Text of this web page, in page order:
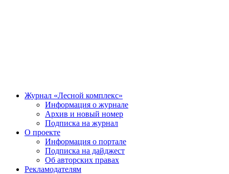
Журнал «Лесной комплекс»
Информация о журнале
Архив и новый номер
Подписка на журнал
О проекте
Информация о портале
Подписка на дайджест
Об авторских правах
Рекламодателям